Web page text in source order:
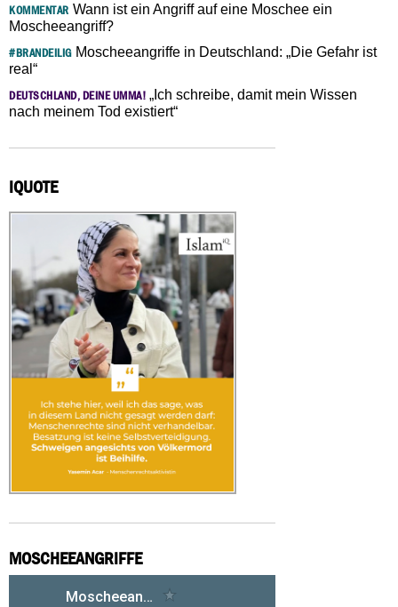
KOMMENTAR Wann ist ein Angriff auf eine Moschee ein
Moscheeangriff?
#BRANDEILIGMoscheeangriffe in Deutschland: „Die Gefahr ist
real“
DEUTSCHLAND, DEINE UMMA! „Ich schreibe, damit mein Wissen
nach meinem Tod existiert“
IQUOTE
MOSCHEEANGRIFFE